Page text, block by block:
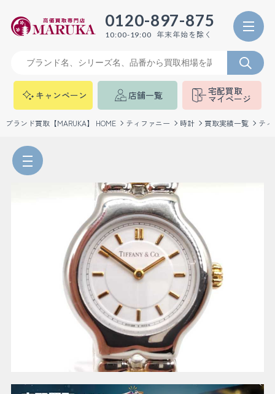
0120-897-875
10:00-19:00 年末年始を除く
キャンペーン 店舗一覧 宅配買取
マイページ
ブランド買取【MARUKA】 HOME ティファニー 時計 買取実績一覧 テ